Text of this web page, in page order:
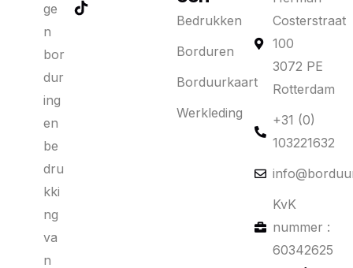
ge
n
bor
dur
ing
en
be
dru
kki
ng
va
n
Bedrukken
Borduren
Borduurkaart
Werkleding
Costerstraat
100
3072 PE
Rotterdam
+31 (0)
103221632
KvK
nummer :
60342625